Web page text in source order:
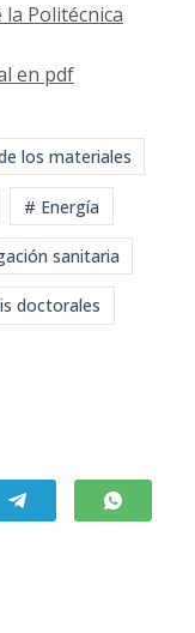
la Politécnica
en pdf
los materiales
# Energía
sanitaria
doctorales